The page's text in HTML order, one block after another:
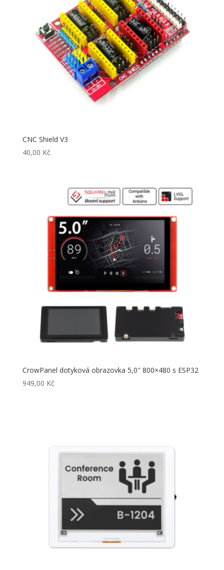
CNC Shield V3
40,00 Kč
CrowPanel dotyková obrazovka 5,0″ 800×480 s ESP32
949,00 Kč